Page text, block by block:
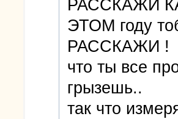
РАССКАЖИ
ЭТОМ году
РАССКАЖИ !
что ты все
грызешь..
так что